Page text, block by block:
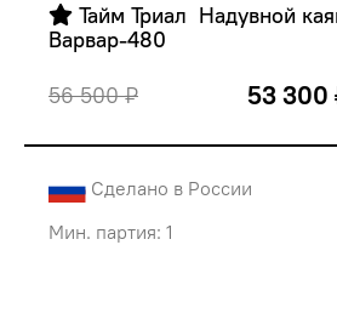
Тайм Триал  Надувной
Варвар-480
56 500 ₽
53 300
Сделано в России
Мин. партия: 1